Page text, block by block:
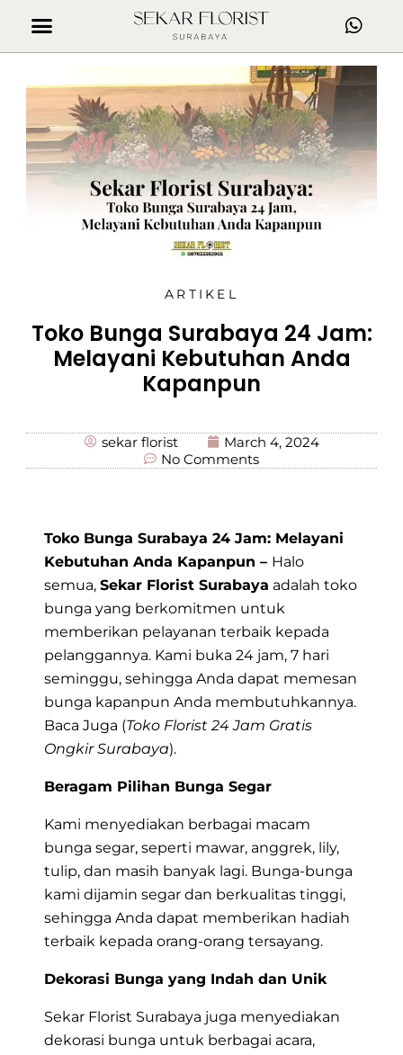
ARTIKEL
Toko Bunga Surabaya 24 Jam:
Melayani Kebutuhan Anda
Kapanpun
sekar florist
March 4, 2024
No Comments
Toko Bunga Surabaya 24 Jam: Melayani
Kebutuhan Anda Kapanpun – Halo
semua, Sekar Florist Surabaya adalah toko
bunga yang berkomitmen untuk
memberikan pelayanan terbaik kepada
pelanggannya. Kami buka 24 jam, 7 hari
seminggu, sehingga Anda dapat memesan
bunga kapanpun Anda membutuhkannya.
Baca Juga (Toko Florist 24 Jam Gratis
Ongkir Surabaya).
Beragam Pilihan Bunga Segar
Kami menyediakan berbagai macam
bunga segar, seperti mawar, anggrek, lily,
tulip, dan masih banyak lagi. Bunga-bunga
kami dijamin segar dan berkualitas tinggi,
sehingga Anda dapat memberikan hadiah
terbaik kepada orang-orang tersayang.
Dekorasi Bunga yang Indah dan Unik
Sekar Florist Surabaya juga menyediakan
dekorasi bunga untuk berbagai acara,